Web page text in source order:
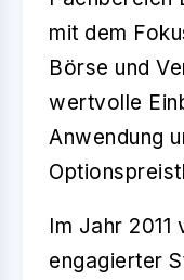
mit dem
Börse und
wertvolle
Anwendung
Im Jahr
engagierter